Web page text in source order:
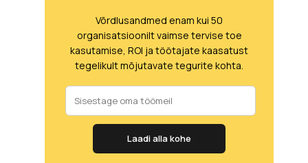
Võrdlusandmed enam kui 50
organisatsioonilt vaimse tervise toe
kasutamise, ROI ja töötajate kaasatust
tegelikult mõjutavate tegurite kohta.
Laadi alla kohe